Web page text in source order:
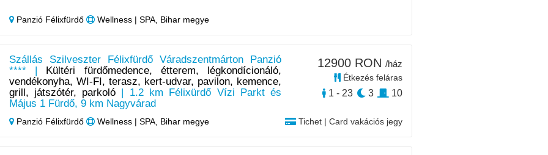
Panzió Félixfürdő Wellness | SPA, Bihar megye
Szállás Szilveszter Félixfürdő Váradszentmárton Panzió
**** |
Kültéri fürdőmedence, étterem, légkondícionáló,
vendékonyha, WI-FI, terasz, kert-udvar, pavilon, kemence,
grill, játszótér, parkoló | 1.2 km Félixürdő Vízi Parkt és
Május 1 Fürdő, 9 km Nagyvárad
Panzió Félixfürdő Wellness | SPA, Bihar megye Tichet | Card vakációs jegy
12900 RON /ház
Étkezés feláras
1 - 23 3 10